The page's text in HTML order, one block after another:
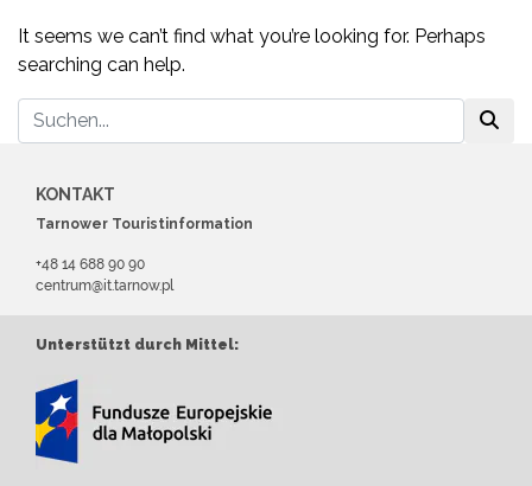
It seems we can’t find what you’re looking for. Perhaps
searching can help.
KONTAKT
Tarnower Touristinformation
+48 14 688 90 90
centrum@it.tarnow.pl
Unterstützt durch Mittel: